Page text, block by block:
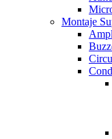
Montaje